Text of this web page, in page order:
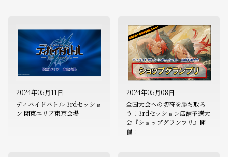
2024年05月11日
ディバイドバトル 3rdセッショ
ン 関東エリア東京会場
2024年05月08日
全国大会への切符を勝ち取ろ
う！3rdセッション店舗予選大
会『ショップグランプリ』開
催！